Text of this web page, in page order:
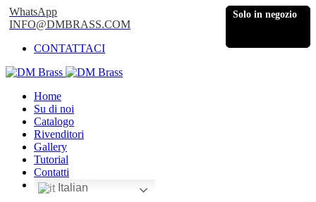
WhatsApp
INFO@DMBRASS.COM
CONTATTACI
Home
Su di noi
Catalogo
Rivenditori
Gallery
Tutorial
Contatti
Italian
Solo in negozio
Solo in negozio
Solo in negozio
Solo in negozio
Solo in negozio